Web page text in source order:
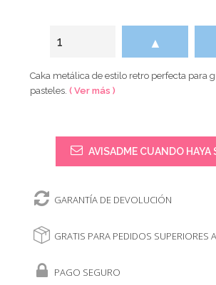
▲
Caka metálica de estilo retro perfecta para
pasteles.( Ver más )
AVISADME CUANDO HAYA
GARANTÍA DE DEVOLUCIÓN
GRATIS PARA PEDIDOS SUPERIORES
PAGO SEGURO